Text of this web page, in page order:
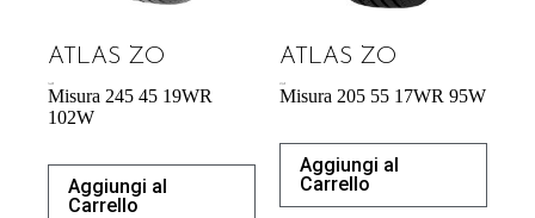
ATLAS ZO
Misura 245 45 19WR
102W
Aggiungi al
Carrello
ATLAS ZO
Misura 205 55 17WR 95W
Aggiungi al
Carrello